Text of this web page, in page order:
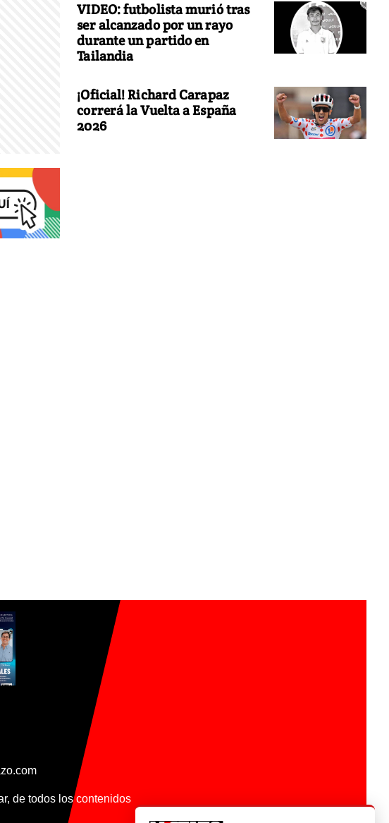
VIDEO: futbolista murió tras
ser alcanzado por un rayo
durante un partido en
Tailandia
¡Oficial! Richard Carapaz
correrá la Vuelta a España
2026
de todos los contenidos